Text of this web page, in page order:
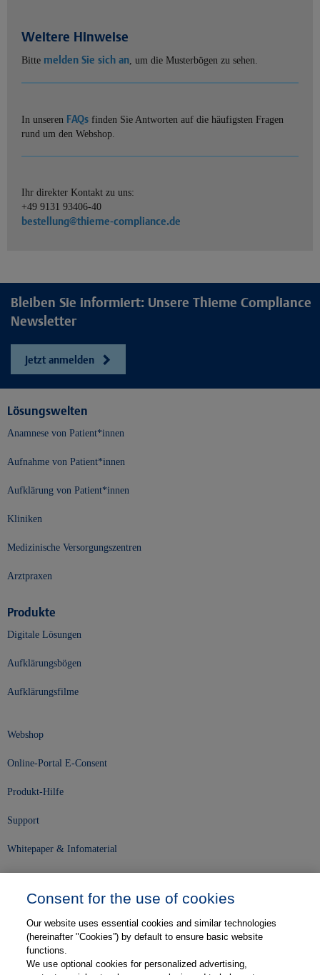
Weitere Hinweise
Bitte melden Sie sich an, um die Musterbögen zu sehen.
In unseren FAQs finden Sie Antworten auf die häufigsten Fragen
rund um den Webshop.
Ihr direkter Kontakt zu uns:
+49 9131 93406-40
bestellung@thieme-compliance.de
Bleiben Sie informiert: Unsere Thieme Compliance
Newsletter
Jetzt anmelden
Lösungswelten
Anamnese von Patient*innen
Aufnahme von Patient*innen
Aufklärung von Patient*innen
Kliniken
Medizinische Versorgungszentren
Arztpraxen
Produkte
Digitale Lösungen
Aufklärungsbögen
Aufklärungsfilme
Webshop
Online-Portal E-Consent
Produkt-Hilfe
Support
Whitepaper & Infomaterial
Karriere
Kontakt
Consent for the use of cookies
Our website uses essential cookies and similar technologies
(hereinafter "Cookies”) by default to ensure basic website
functions.
We use optional cookies for personalized advertising,